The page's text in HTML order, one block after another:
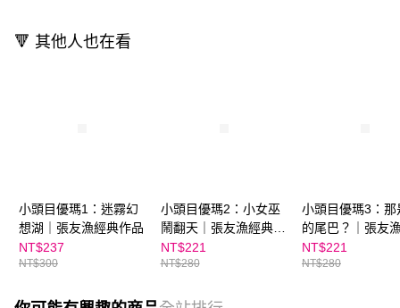
🔻 其他人也在看
小頭目優瑪1：迷霧幻
想湖｜張友漁經典作品
NT$237
NT$300
小頭目優瑪2：小女巫
鬧翻天｜張友漁經典作
品
NT$221
NT$280
小頭目優瑪3：那
的尾巴？｜張友
作品
NT$221
NT$280